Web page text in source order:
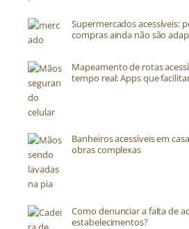
Supermercados acessíveis:
compras ainda não são
Mapeamento de rotas
tempo real: Apps que
Banheiros acessíveis em
obras complexas
Como denunciar a falta de
estabelecimentos?